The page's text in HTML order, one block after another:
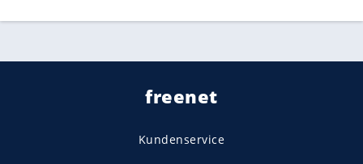
freenet
Kundenservice